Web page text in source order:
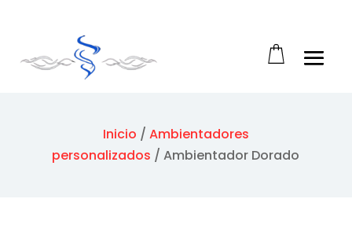
Abrir barra de herramientas
Inicio / Ambientadores
personalizados /Ambientador Dorado